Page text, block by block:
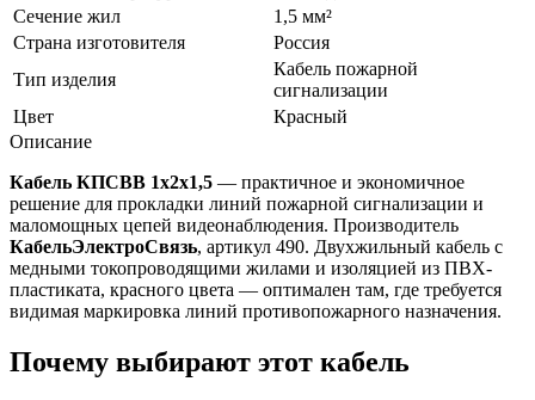
Сечение жил
1,5 мм²
Страна изготовителя
Россия
Тип изделия
Кабель пожарной
сигнализации
Цвет
Красный
Описание
Кабель КПСВВ 1х2х1,5 — практичное и экономичное
решение для прокладки линий пожарной сигнализации и
маломощных цепей видеонаблюдения. Производитель
КабельЭлектроСвязь, артикул 490. Двухжильный кабель с
медными токопроводящими жилами и изоляцией из ПВХ-
пластиката, красного цвета — оптимален там, где требуется
видимая маркировка линий противопожарного назначения.
Почему выбирают этот кабель